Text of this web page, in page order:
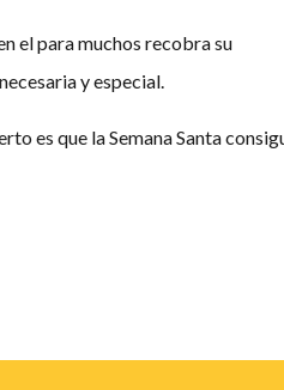
el para muchos recobra su
y especial.
es que la Semana Santa